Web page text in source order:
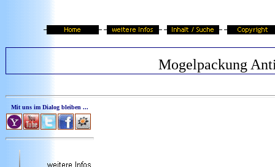
Mogelpackung
Mit uns im Dialog bleiben ...